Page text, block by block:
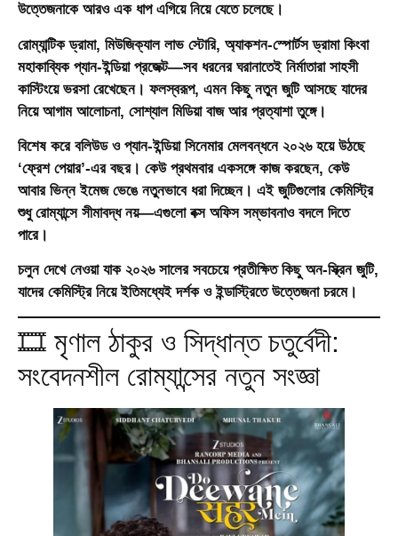
উত্তেজনাকে আরও এক ধাপ এগিয়ে নিয়ে যেতে চলেছে।
রোম্যান্টিক ড্রামা, মিউজিক্যাল লাভ স্টোরি, অ্যাকশন-স্পোর্টস ড্রামা কিংবা
মহাকাব্যিক প্যান-ইন্ডিয়া প্রজেক্ট—সব ধরনের ঘরানাতেই নির্মাতারা সাহসী
কাস্টিংয়ে ভরসা রেখেছেন। ফলস্বরূপ, এমন কিছু নতুন জুটি আসছে যাদের
নিয়ে আগাম আলোচনা, সোশ্যাল মিডিয়া বাজ আর প্রত্যাশা তুঙ্গে।
বিশেষ করে বলিউড ও প্যান-ইন্ডিয়া সিনেমার মেলবন্ধনে ২০২৬ হয়ে উঠছে
‘ফ্রেশ পেয়ার’-এর বছর। কেউ প্রথমবার একসঙ্গে কাজ করছেন, কেউ
আবার ভিন্ন ইমেজ ভেঙে নতুনভাবে ধরা দিচ্ছেন। এই জুটিগুলোর কেমিস্ট্রি
শুধু রোম্যান্সে সীমাবদ্ধ নয়—এগুলো বক্স অফিস সম্ভাবনাও বদলে দিতে
পারে।
চলুন দেখে নেওয়া যাক ২০২৬ সালের সবচেয়ে প্রতীক্ষিত কিছু অন-স্ক্রিন জুটি,
যাদের কেমিস্ট্রি নিয়ে ইতিমধ্যেই দর্শক ও ইন্ডাস্ট্রিতে উত্তেজনা চরমে।
🎞️ মৃণাল ঠাকুর ও সিদ্ধান্ত চতুর্বেদী:
সংবেদনশীল রোম্যান্সের নতুন সংজ্ঞা